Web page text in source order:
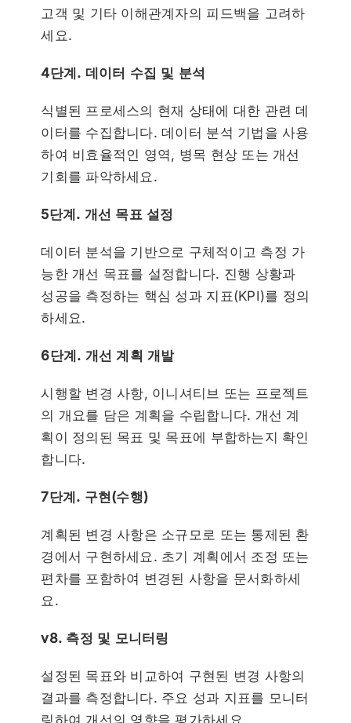
고객 및 기타 이해관계자의 피드백을 고려하
세요.
4단계. 데이터 수집 및 분석
식별된 프로세스의 현재 상태에 대한 관련 데
이터를 수집합니다.데이터 분석 기법을 사용
하여 비효율적인 영역, 병목 현상 또는 개선
기회를 파악하세요.
5단계. 개선 목표 설정
데이터 분석을 기반으로 구체적이고 측정 가
능한 개선 목표를 설정합니다. 진행 상황과
성공을 측정하는 핵심 성과 지표(KPI)를 정의
하세요.
6단계. 개선 계획 개발
시행할 변경 사항, 이니셔티브 또는 프로젝트
의 개요를 담은 계획을 수립합니다. 개선 계
획이 정의된 목표 및 목표에 부합하는지 확인
합니다.
7단계. 구현(수행)
계획된 변경 사항은 소규모로 또는 통제된 환
경에서 구현하세요. 초기 계획에서 조정 또는
편차를 포함하여 변경된 사항을 문서화하세
요.
v8. 측정 및 모니터링
설정된 목표와 비교하여 구현된 변경 사항의
결과를 측정합니다. 주요 성과 지표를 모니터